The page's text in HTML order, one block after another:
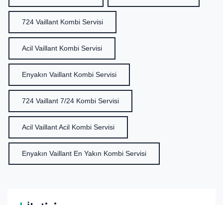
724 Vaillant Kombi Servisi
Acil Vaillant Kombi Servisi
Enyakın Vaillant Kombi Servisi
724 Vaillant 7/24 Kombi Servisi
Acil Vaillant Acil Kombi Servisi
Enyakın Vaillant En Yakın Kombi Servisi